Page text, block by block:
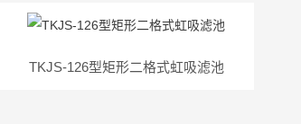
TKJS-126型矩形二格式虹吸滤池